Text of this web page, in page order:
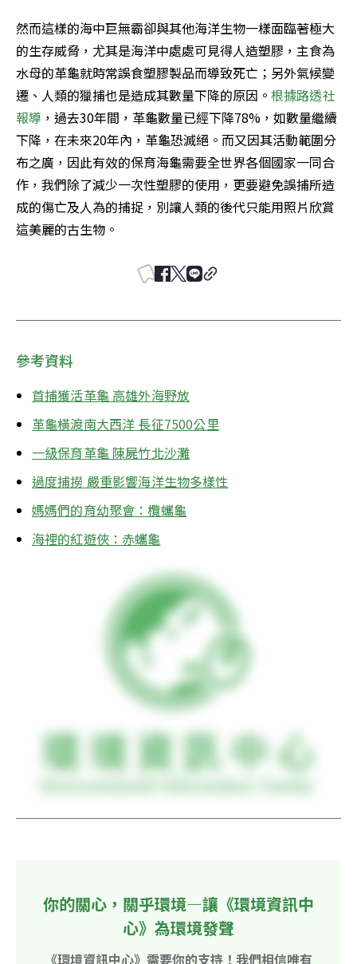
然而這樣的海中巨無霸卻與其他海洋生物一樣面臨著極大
的生存威脅，尤其是海洋中處處可見得人造塑膠，主食為
水母的革龜就時常誤食塑膠製品而導致死亡；另外氣候變
遷、人類的獵捕也是造成其數量下降的原因。 根據路透社
報導 ，過去30年間，革龜數量已經下降78%，如數量繼續
下降，在未來20年內，革龜恐滅絕。而又因其活動範圍分
布之廣，因此有效的保育海龜需要全世界各個國家一同合
作，我們除了減少一次性塑膠的使用，更要避免誤捕所造
成的傷亡及人為的捕捉，別讓人類的後代只能用照片欣賞
這美麗的古生物。
參考資料
首捕獲活革龜 高雄外海野放
革龜橫渡南大西洋 長征7500公里
一級保育革龜 陳屍竹北沙灘
過度捕撈 嚴重影響海洋生物多樣性
媽媽們的育幼聚會：欖蠵龜
海裡的紅遊俠：赤蠵龜
你的關心，關乎環境—讓《環境資訊中
心》為環境發聲
《環境資訊中心》需要你的支持！我們相信唯有